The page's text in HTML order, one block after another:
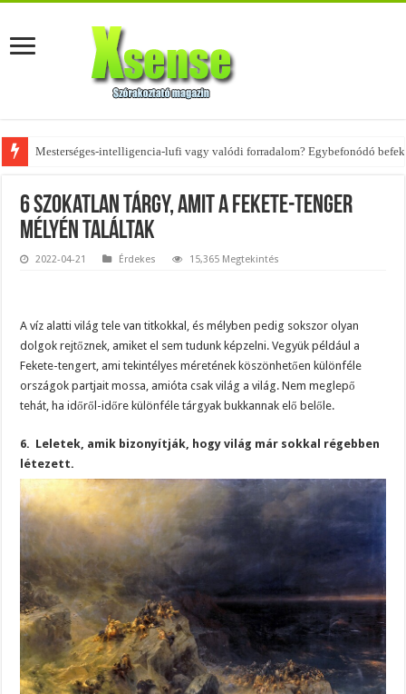
Az övtáskák továbbra is trendik – nézd meg, milyen stílusokhoz illenek!
6 szokatlan tárgy, amit a Fekete-tenger
mélyén találtak
2022-04-21 Érdekes 15,365 Megtekintés
A víz alatti világ tele van titkokkal, és mélyben pedig sokszor olyan
dolgok rejtőznek, amiket el sem tudunk képzelni. Vegyük például a
Fekete-tengert, ami tekintélyes méretének köszönhetően különféle
országok partjait mossa, amióta csak világ a világ. Nem meglepő
tehát, ha időről-időre különféle tárgyak bukkannak elő belőle.
6. Leletek, amik bizonyítják, hogy világ már sokkal régebben
létezett.